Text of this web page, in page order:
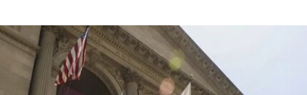
阿布扎比古根海姆博物馆占地逾80万平方英尺，将
成为古根海姆体系中规模最大的分馆，内设30个展
厅，室内展览面积约12.5万平方英尺。建筑外观由